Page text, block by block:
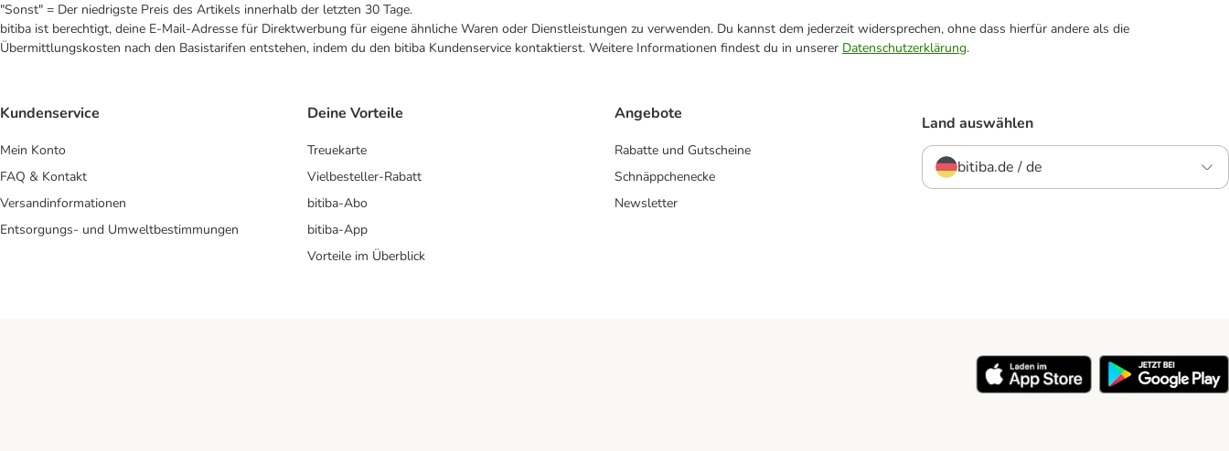
"Sonst" = Der niedrigste Preis des Artikels innerhalb der letzten 30 Tage.
bitiba ist berechtigt, deine E-Mail-Adresse für Direktwerbung für eigene ähnliche Waren oder Dienstleistungen zu verwenden. Du kannst dem jederzeit widersprechen, ohne dass hierfür andere als die
Übermittlungskosten nach den Basistarifen entstehen, indem du den bitiba Kundenservice kontaktierst. Weitere Informationen findest du in unserer Datenschutzerklärung.
Kundenservice
Mein Konto
FAQ & Kontakt
Versandinformationen
Entsorgungs- und Umweltbestimmungen
Deine Vorteile
Treuekarte
Vielbesteller-Rabatt
bitiba-Abo
bitiba-App
Vorteile im Überblick
Angebote
Rabatte und Gutscheine
Schnäppchenecke
Newsletter
Land auswählen
bitiba.de / de